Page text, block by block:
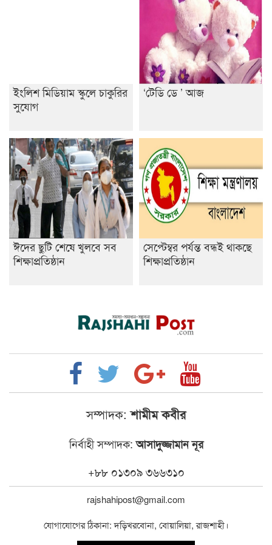
ইংলিশ মিডিয়াম স্কুলে চাকুরির
সুযোগ
‘টেডি ডে ’ আজ
ঈদের ছুটি শেষে খুলবে সব
শিক্ষাপ্রতিষ্ঠান
সেপ্টেম্বর পর্যন্ত বন্ধই থাকছে
শিক্ষাপ্রতিষ্ঠান
সম্পাদক: শামীম কবীর
নির্বাহী সম্পাদক:আসাদুজ্জামান নূর
+৮৮ ০১৩০৯ ৩৬৬৩১০
rajshahipost@gmail.com
যোগাযোগের ঠিকানা: দড়িখরবোনা, বোয়ালিয়া, রাজশাহী।